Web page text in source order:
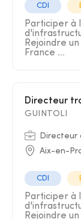
CDI
Participer à
Rejoindre
France ...
Directeur
GUINTOLI
Directeur
Aix-en-
CDI
Participer à
Rejoindre